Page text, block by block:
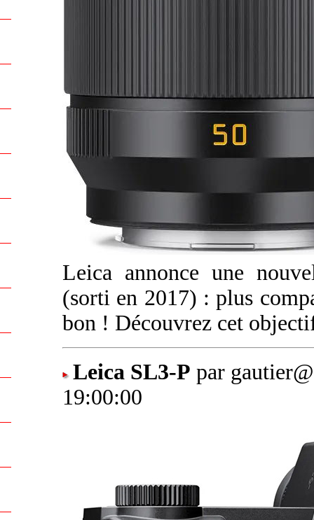
Leica annonce une
(sorti en 2017) : plus
bon ! Découvrez cet
Leica SL3-P par
19:00:00